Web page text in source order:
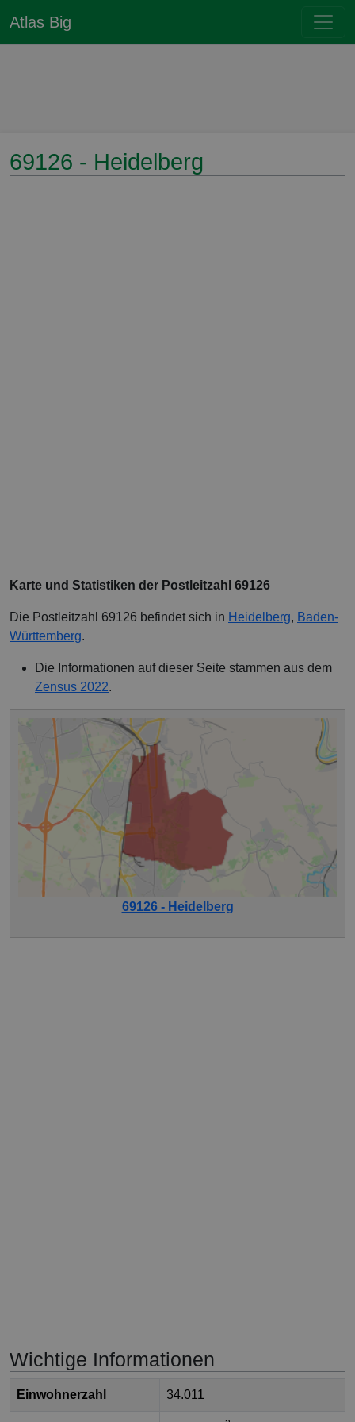
Atlas Big
69126 - Heidelberg
Karte und Statistiken der Postleitzahl 69126
Die Postleitzahl 69126 befindet sich in Heidelberg, Baden-
Württemberg.
Die Informationen auf dieser Seite stammen aus dem
Zensus 2022.
69126 - Heidelberg
Wichtige Informationen
Einwohnerzahl 34.011